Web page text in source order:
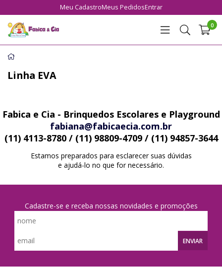
Meu CadastroMeus PedidosEntrar
0
Linha EVA
Fabica e Cia - Brinquedos Escolares e Playground
fabiana@fabicaecia.com.br
(11) 4113-8780 / (11) 98809-4709 / (11) 94857-3644
Estamos preparados para esclarecer suas dúvidas
e ajudá-lo no que for necessário.
Cadastre-se e receba nossas novidades e promoções
ENVIAR